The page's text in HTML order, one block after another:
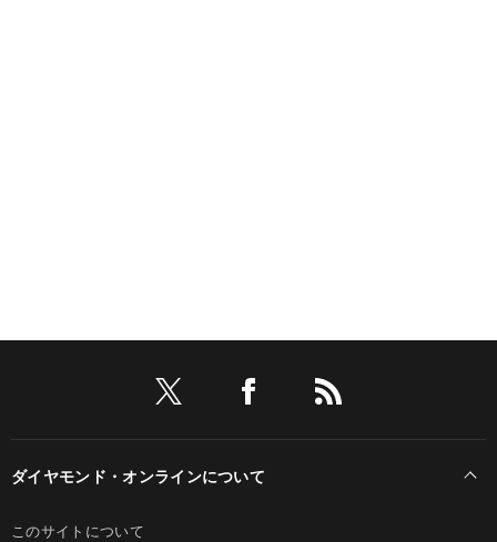
ダイヤモンド・オンラインについて
このサイトについて